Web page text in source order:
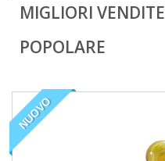
MIGLIORI VENDITE
POPOLARE
NUOVO